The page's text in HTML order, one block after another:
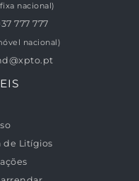
nacional)
777 777
nacional)
de Litígios